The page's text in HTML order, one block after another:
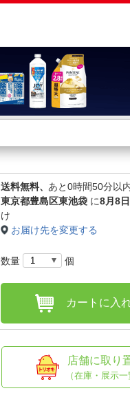
送料無料、 あと0時間50分以
東京都豊島区東池袋 に8月8日
け
お届け先を変更する
数量 個
カートに入
店舗に取り
（在庫・展示一